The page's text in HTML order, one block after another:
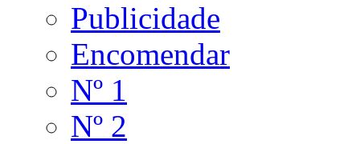
Publicidade
Encomendar
Nº 1
Nº 2